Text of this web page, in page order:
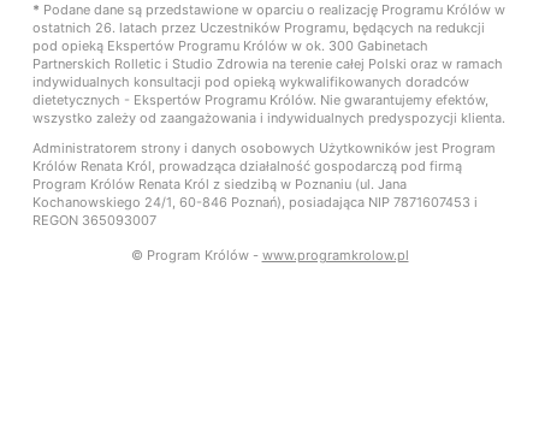
* Podane dane są przedstawione w oparciu o realizację Programu Królów w
ostatnich 26. latach przez Uczestników Programu, będących na redukcji
pod opieką Ekspertów Programu Królów w ok. 300 Gabinetach
Partnerskich Rolletic i Studio Zdrowia na terenie całej Polski oraz w ramach
indywidualnych konsultacji pod opieką wykwalifikowanych doradców
dietetycznych - Ekspertów Programu Królów. Nie gwarantujemy efektów,
wszystko zależy od zaangażowania i indywidualnych predyspozycji klienta.
Administratorem strony i danych osobowych Użytkowników jest Program
Królów Renata Król, prowadząca działalność gospodarczą pod firmą
Program Królów Renata Król z siedzibą w Poznaniu (ul. Jana
Kochanowskiego 24/1, 60-846 Poznań), posiadająca NIP 7871607453 i
REGON 365093007
© Program Królów - www.programkrolow.pl